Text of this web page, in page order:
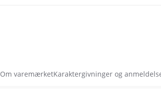
Om varemærketKaraktergivninger og